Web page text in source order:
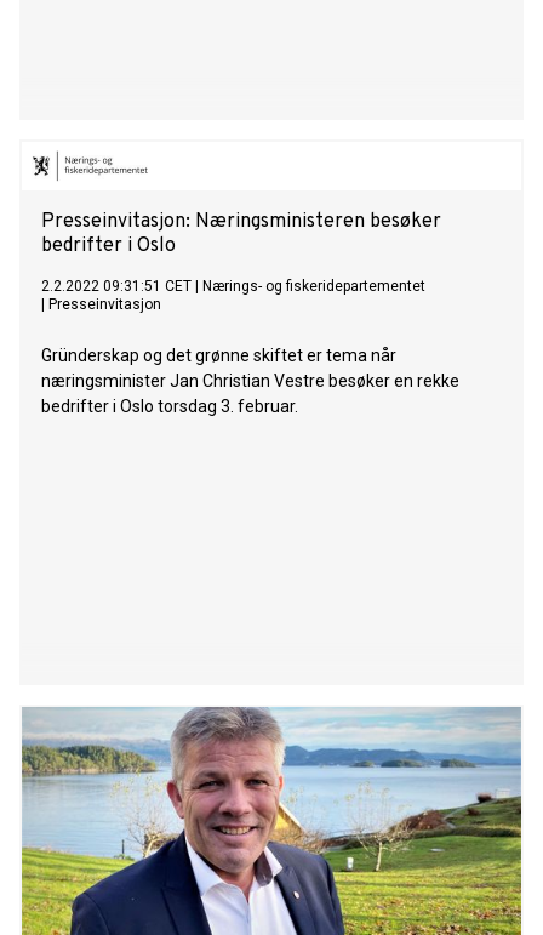
Presseinvitasjon: Næringsministeren besøker
bedrifter i Oslo
2.2.2022 09:31:51 CET
Nærings- og fiskeridepartementet
Presseinvitasjon
Gründerskap og det grønne skiftet er tema når
næringsminister Jan Christian Vestre besøker en rekke
bedrifter i Oslo torsdag 3. februar.